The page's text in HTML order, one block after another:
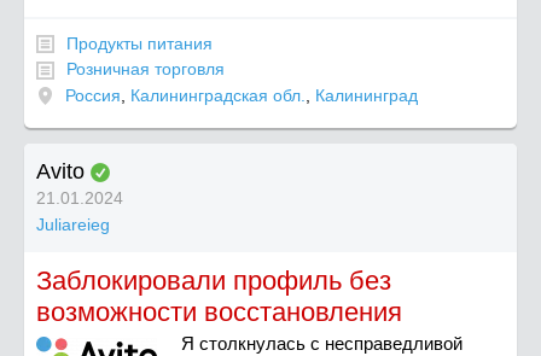
Продукты питания
Розничная торговля
Россия
Калининградская обл. Калининград
Avito
21.01.2024
Juliareieg
Заблокировали профиль без
возможности восстановления
Я столкнулась с несправедливой